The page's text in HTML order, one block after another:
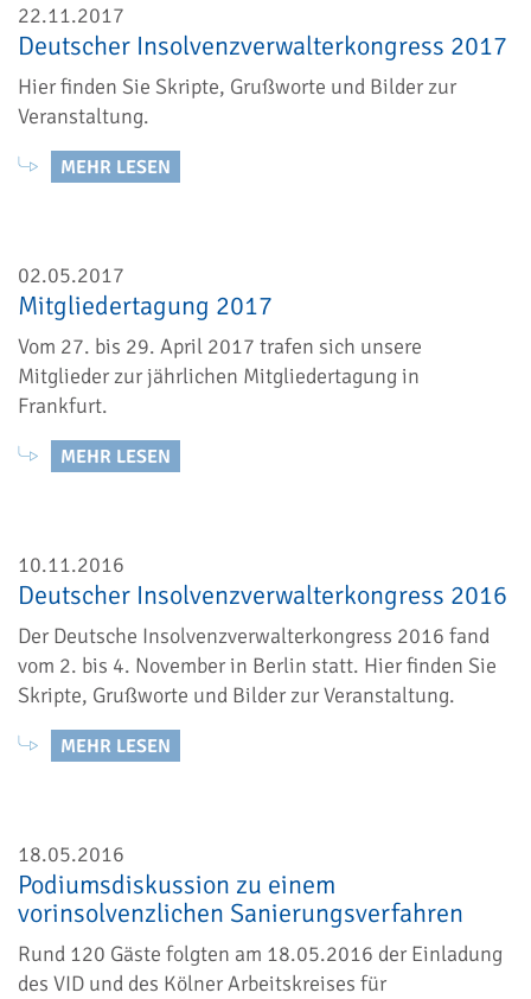
22.11.2017
Deutscher Insolvenzverwalterkongress 2017
Hier finden Sie Skripte, Grußworte und Bilder zur
Veranstaltung.
MEHR LESEN
02.05.2017
Mitgliedertagung 2017
Vom 27. bis 29. April 2017 trafen sich unsere
Mitglieder zur jährlichen Mitgliedertagung in
Frankfurt.
MEHR LESEN
10.11.2016
Deutscher Insolvenzverwalterkongress 2016
Der Deutsche Insolvenzverwalterkongress 2016 fand
vom 2. bis 4. November in Berlin statt. Hier finden Sie
Skripte, Grußworte und Bilder zur Veranstaltung.
MEHR LESEN
18.05.2016
Podiumsdiskussion zu einem
vorinsolvenzlichen Sanierungsverfahren
Rund 120 Gäste folgten am 18.05.2016 der Einladung
des VID und des Kölner Arbeitskreises für